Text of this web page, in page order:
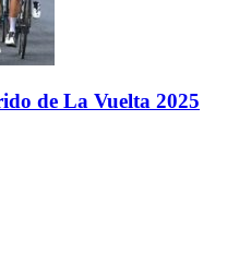
de La Vuelta 2025